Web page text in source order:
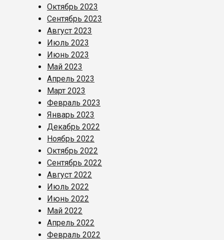
Октябрь 2023
Сентябрь 2023
Август 2023
Июль 2023
Июнь 2023
Май 2023
Апрель 2023
Март 2023
Февраль 2023
Январь 2023
Декабрь 2022
Ноябрь 2022
Октябрь 2022
Сентябрь 2022
Август 2022
Июль 2022
Июнь 2022
Май 2022
Апрель 2022
Февраль 2022